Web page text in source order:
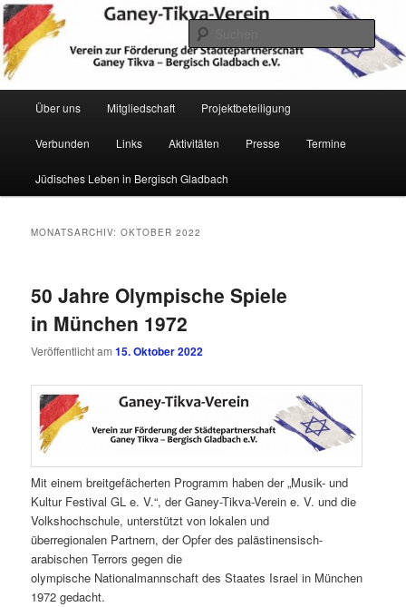
Zum
primären
Inhalt
springen
Zum
sekundären
Inhalt
springen
Ganey Tikva Verein Bergisch
Gladbach
Verein zur Förderung der Städtepartnerschaft Ganey Tikva – Bergisch
Gladbach e. V.
Hauptmenü
Über uns Mitgliedschaft Projektbeteiligung
Verbunden Links Aktivitäten Presse Termine
Jüdisches Leben in Bergisch Gladbach
MONATSARCHIV:OKTOBER 2022
50 Jahre Olympische Spiele
in München 1972
Veröffentlicht am15. Oktober 2022
Mit einem breitgefächerten Programm haben der „Musik- und
Kultur Festival GL e. V.“, der Ganey-Tikva-Verein e. V. und die
Volkshochschule, unterstützt von lokalen und
überregionalen Partnern, der Opfer des palästinensisch-
arabischen Terrors gegen die
olympische Nationalmannschaft des Staates Israel in München
1972 gedacht.